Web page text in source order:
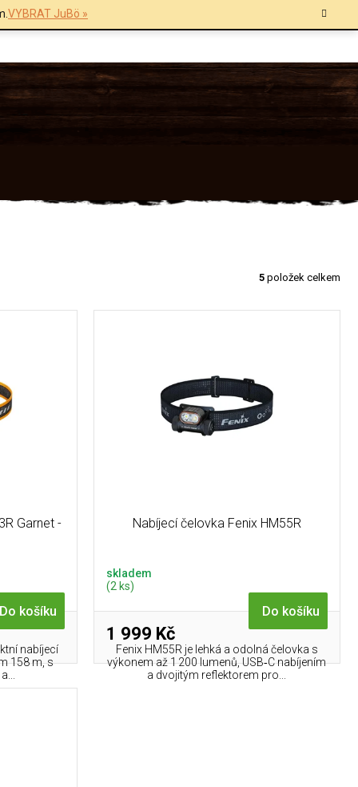
VYBRAT JuBö »
5 položek celkem
Garnet -
Do košíku
nabíjecí
158 m, s
Nabíjecí čelovka Fenix HM55R
skladem
(2 ks)
1 999 Kč
Do košíku
Fenix HM55R je lehká a odolná čelovka s
výkonem až 1 200 lumenů, USB‑C nabíjením
a dvojitým reflektorem pro...